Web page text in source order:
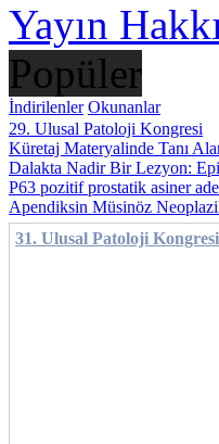
Yayın
Popüler
İndirilenler Okunanlar
29. Ulusal Patoloji Kongresi
Küretaj Materyalinde Tanı
Dalakta Nadir Bir Lezyon:
P63 pozitif prostatik asiner
Apendiksin Müsinöz
31. Ulusal Patoloji